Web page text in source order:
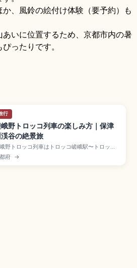
、風鈴の絵付け体験（要予約）も
いに位置するため、京都市内の暑
ったりです。
行
野トロッコ列車の楽しみ方｜保津
渓谷の絶景旅
野トロッコ列車はトロッコ嵯峨駅〜トロッコ
駅約7.3kmを結ぶ観光列車で、保津川渓谷沿
絶景を約25分で楽しめる人気の観光列車で
府 →